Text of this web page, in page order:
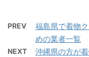
PREV
福島県で着物
めの業者一覧
NEXT
沖縄県の方が